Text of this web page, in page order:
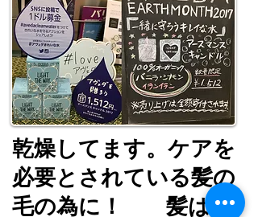
乾燥してます。ケアを
必要とされている髪の
毛の為に！ 髪は、